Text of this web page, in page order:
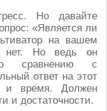
Но давайте
«Является ли
на вашем
нет. Но ведь он
сравнению с
ответ на этот
и время. Должен
и достаточности.